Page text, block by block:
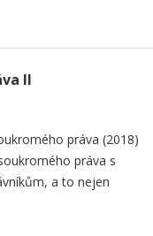
II
práva (2018)
práva s
a to nejen